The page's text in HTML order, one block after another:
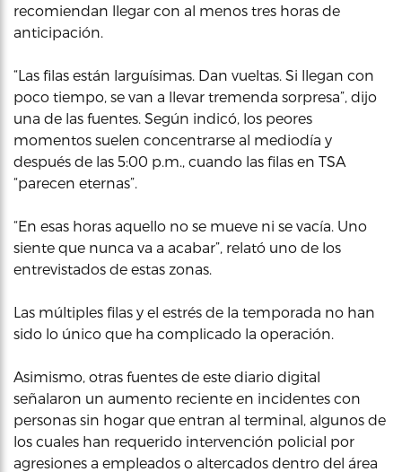
recomiendan llegar con al menos tres horas de
anticipación.
“Las filas están larguísimas. Dan vueltas. Si llegan con
poco tiempo, se van a llevar tremenda sorpresa”, dijo
una de las fuentes. Según indicó, los peores
momentos suelen concentrarse al mediodía y
después de las 5:00 p.m., cuando las filas en TSA
“parecen eternas”.
“En esas horas aquello no se mueve ni se vacía. Uno
siente que nunca va a acabar”, relató uno de los
entrevistados de estas zonas.
Las múltiples filas y el estrés de la temporada no han
sido lo único que ha complicado la operación.
Asimismo, otras fuentes de este diario digital
señalaron un aumento reciente en incidentes con
personas sin hogar que entran al terminal, algunos de
los cuales han requerido intervención policial por
agresiones a empleados o altercados dentro del área